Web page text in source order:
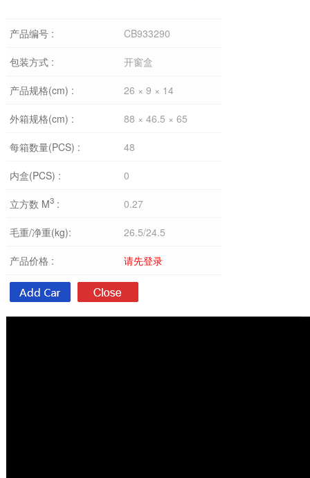
产品编号 : CB933290
包装方式 : 开窗盒
产品规格(cm) : 26 × 9 × 14
外箱规格(cm) : 88 × 46.5 × 65
每箱数量(PCS) : 48
内盒(PCS) : 0
立方数 M3: 0.27
毛重/净重(kg): 26.5/24.5
产品价格 : 请先登录